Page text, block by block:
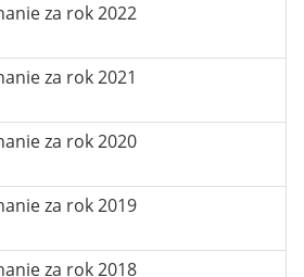
za rok 2022
za rok 2021
za rok 2020
za rok 2019
za rok 2018